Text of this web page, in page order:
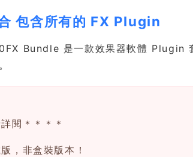
包含所有的 FX Plugin
Bundle 是一款效果器軟體 Plugin
閱＊＊＊＊
，非盒裝版本！